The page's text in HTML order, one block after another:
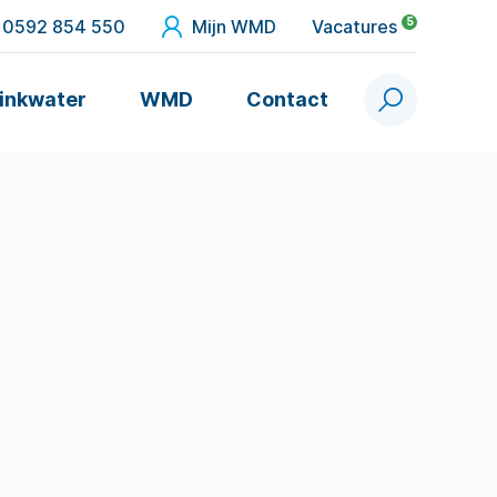
0592 854 550 Mijn WMD Vacatures 5
WMD Contact Zoek